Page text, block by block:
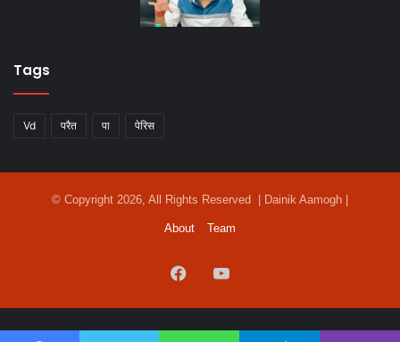
Tags
Vd परैत पा पेरिस
© Copyright 2026, All Rights Reserved | Dainik Aamogh |
About Team
Facebook